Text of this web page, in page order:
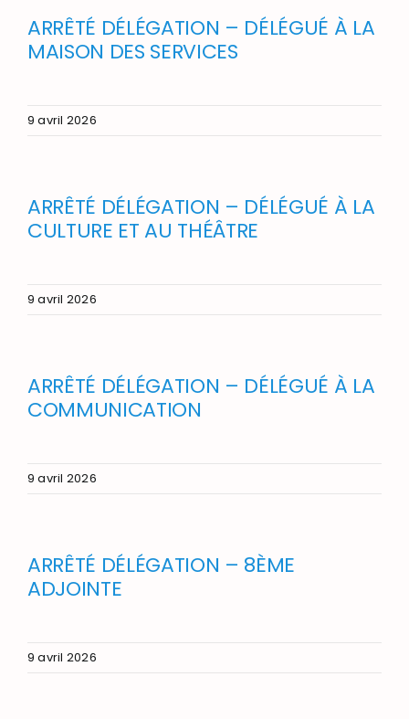
ARRÊTÉ DÉLÉGATION – DÉLÉGUÉ À LA
MAISON DES SERVICES
9 avril 2026
ARRÊTÉ DÉLÉGATION – DÉLÉGUÉ À LA
CULTURE ET AU THÉÂTRE
9 avril 2026
ARRÊTÉ DÉLÉGATION – DÉLÉGUÉ À LA
COMMUNICATION
9 avril 2026
ARRÊTÉ DÉLÉGATION – 8ÈME
ADJOINTE
9 avril 2026